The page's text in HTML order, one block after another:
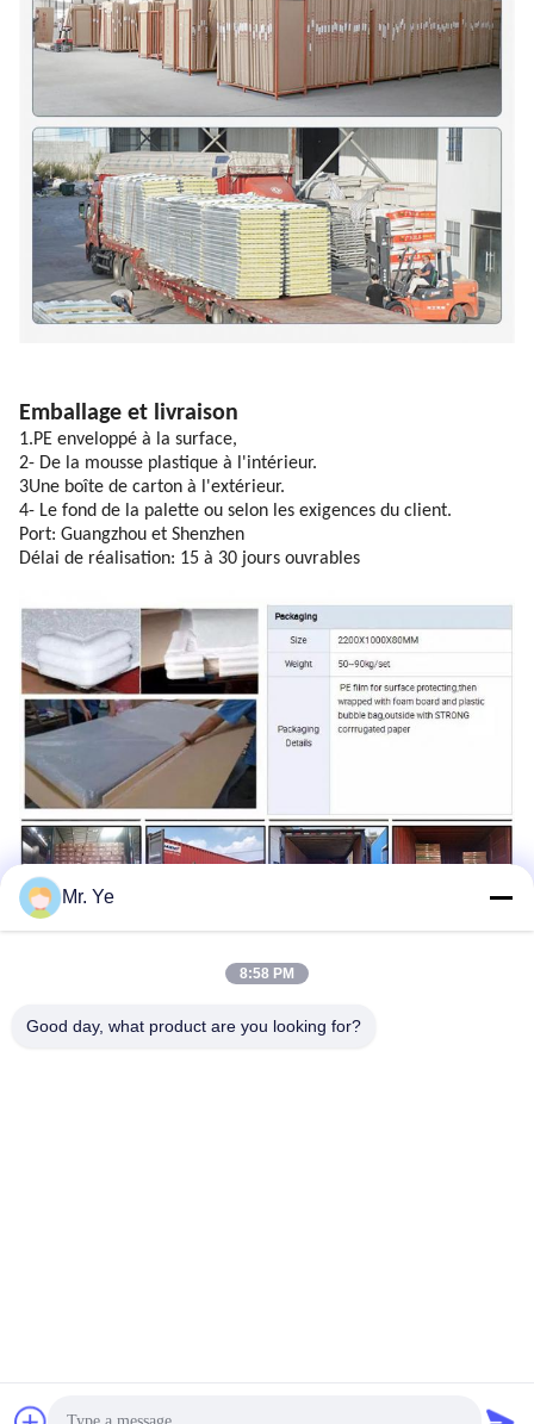
Emballage et livraison
1.PE enveloppé à la surface,
2- De la mousse plastique à l'intérieur.
3Une boîte de carton à l'extérieur.
4- Le fond de la palette ou selon les exigences du client.
Port: Guangzhou et Shenzhen
Délai de réalisation: 15 à 30 jours ouvrables
Mr. Ye
8:58 PM
Good day, what product are you looking for?